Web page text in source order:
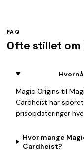
FAQ
Ofte stillet om
Magic Origins til
Cardheist har
prisopdateringer
Hvor mange
Cardheist?